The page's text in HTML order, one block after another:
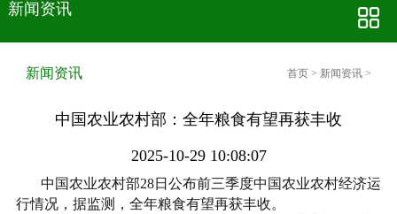
新闻资讯
新闻资讯 首页> 新闻资讯 >
中国农业农村部：全年粮食有望再获丰收
2025-10-29 10:08:07
中国农业农村部28日公布前三季度中国农业农村经济运
行情况，据监测，全年粮食有望再获丰收。